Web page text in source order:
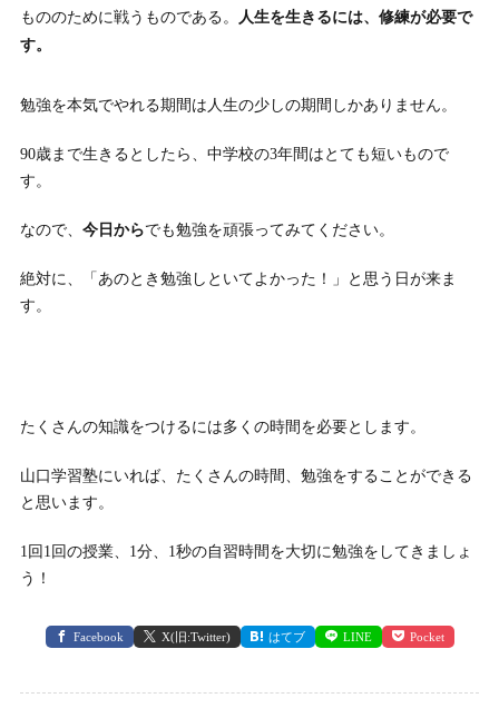
もののために戦うものである。
人生を生きるには、修練が必要で
す。
勉強を本気でやれる期間は人生の少しの期間しかありません。
90歳まで生きるとしたら、中学校の3年間はとても短いもので
す。
なので、 今日からでも勉強を頑張ってみてください。
絶対に、「あのとき勉強しといてよかった！」と思う日が来ま
す。
たくさんの知識をつけるには多くの時間を必要とします。
山口学習塾にいれば、たくさんの時間、勉強をすることができる
と思います。
1回1回の授業、1分、1秒の自習時間を大切に勉強をしてきましょ
う！
Facebook X(旧:Twitter) はてブ LINE Pocket